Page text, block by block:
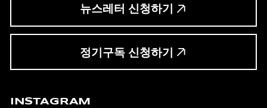
뉴스레터 신청하기
정기구독 신청하기
INSTAGRAM